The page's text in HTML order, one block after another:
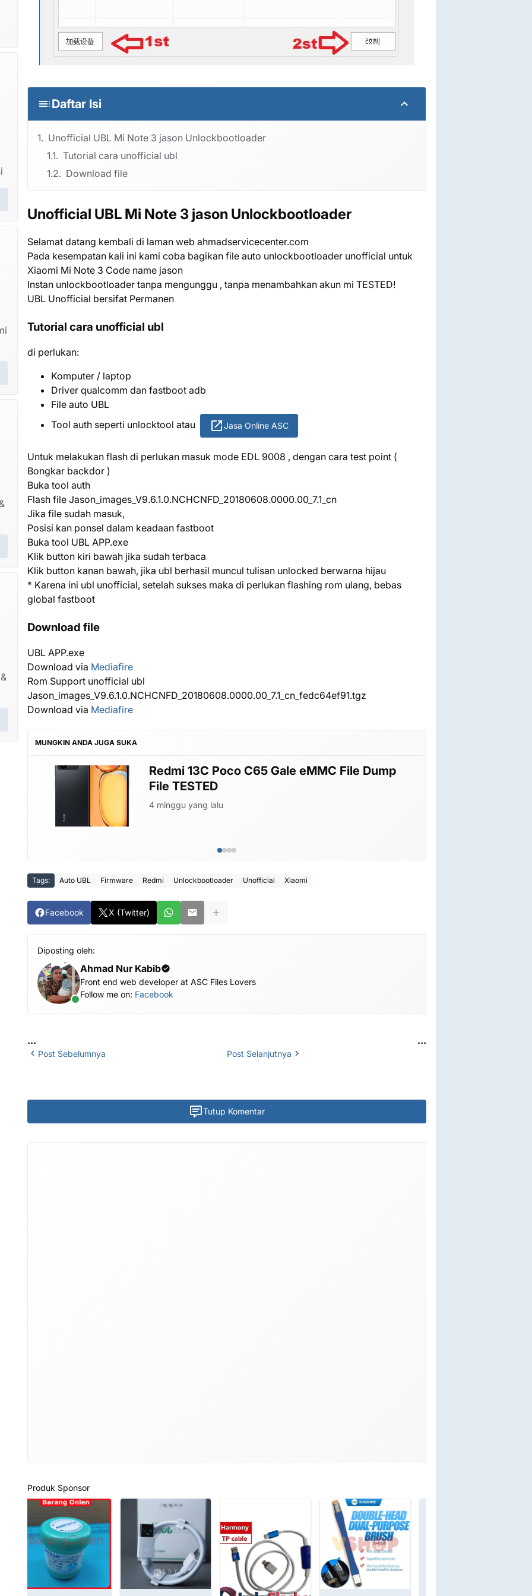
Daftar Isi
Unofficial UBL Mi Note 3 jason Unlockbootloader
Tutorial cara unofficial ubl
Download file
Unofficial UBL Mi Note 3 jason Unlockbootloader
Selamat datang kembali di laman web ahmadservicecenter.com
Pada kesempatan kali ini kami coba bagikan file auto unlockbootloader unofficial untuk
Xiaomi Mi Note 3 Code name jason
Instan unlockbootloader tanpa mengunggu , tanpa menambahkan akun mi TESTED!
UBL Unofficial bersifat Permanen
Tutorial cara unofficial ubl
di perlukan:
Komputer / laptop
Driver qualcomm dan fastboot adb
File auto UBL
Tool auth seperti unlocktool atau
Jasa Online ASC
Untuk melakukan flash di perlukan masuk mode EDL 9008 , dengan cara test point (
Bongkar backdor )
Buka tool auth
Flash file Jason_images_V9.6.1.0.NCHCNFD_20180608.0000.00_7.1_cn
Jika file sudah masuk,
Posisi kan ponsel dalam keadaan fastboot
Buka tool UBL APP.exe
Klik button kiri bawah jika sudah terbaca
Klik button kanan bawah, jika ubl berhasil muncul tulisan unlocked berwarna hijau
* Karena ini ubl unofficial, setelah sukses maka di perlukan flashing rom ulang, bebas
global fastboot
Download file
UBL APP.exe
Download via Mediafire
Rom Support unofficial ubl
Jason_images_V9.6.1.0.NCHCNFD_20180608.0000.00_7.1_cn_fedc64ef91.tgz
Download via Mediafire
MUNGKIN ANDA JUGA SUKA
Redmi 13C Poco C65 Gale eMMC File Dump
File TESTED
4 minggu yang lalu
Tags: Auto UBL Firmware Redmi Unlockbootloader Unofficial Xiaomi
Facebook X (Twitter)
Diposting oleh:
Ahmad Nur Kabib
Front end web developer at ASC Files Lovers
Follow me on: Facebook
...
Post Sebelumnya
...
Post Selanjutnya
Tutup Komentar
Produk Sponsor